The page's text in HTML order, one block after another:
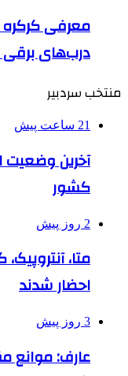
درب‌های برقی
منتخب سردبیر
21 ساعت پیش
آخرین وضعیت
کشور
2 روز پیش
متا،
احضار شدند
3 روز پیش
عارف: موانع